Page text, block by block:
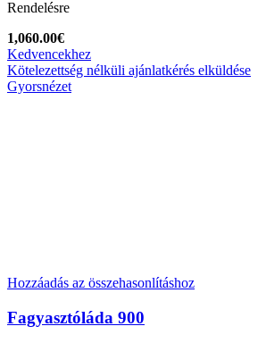
Rendelésre
1,060.00€
Kedvencekhez
Kötelezettség nélküli ajánlatkérés elküldése
Gyorsnézet
Hozzáadás az összehasonlításhoz
Fagyasztóláda 900